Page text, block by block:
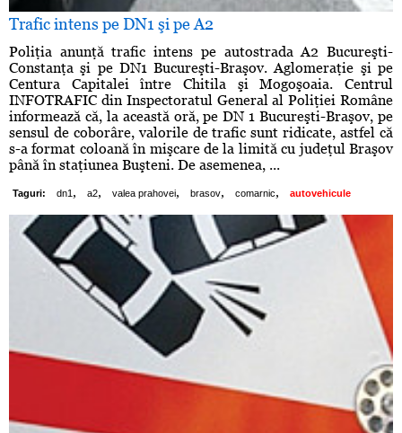
Trafic intens pe DN1 şi pe A2
Poliţia anunţă trafic intens pe autostrada A2 Bucureşti-
Constanţa şi pe DN1 Bucureşti-Braşov. Aglomeraţie şi pe
Centura Capitalei între Chitila şi Mogoşoaia. Centrul
INFOTRAFIC din Inspectoratul General al Poliţiei Române
informează că, la această oră, pe DN 1 Bucureşti-Braşov, pe
sensul de coborâre, valorile de trafic sunt ridicate, astfel că
s-a format coloană în mişcare de la limită cu judeţul Braşov
până în staţiunea Buşteni. De asemenea, ...
Taguri: dn1, a2, valea prahovei, brasov, comarnic, autovehicule